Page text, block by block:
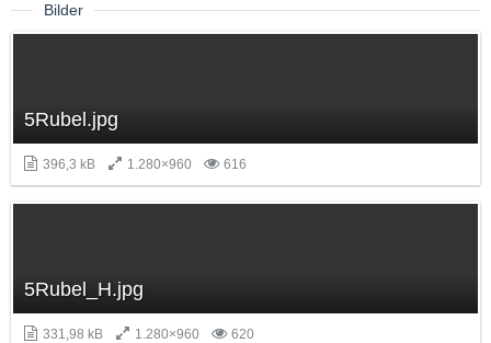
Bilder
5Rubel.jpg
396,3 kB 1.280×960 616
5Rubel_H.jpg
331,98 kB 1.280×960 620